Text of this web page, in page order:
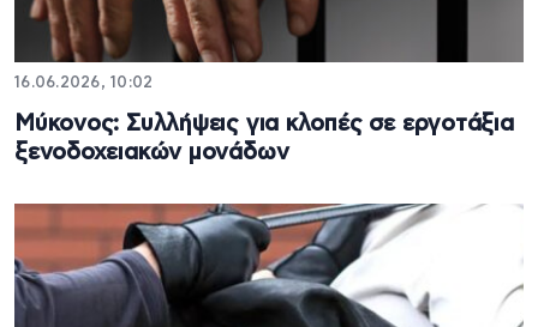
16.06.2026, 10:02
Μύκονος: Συλλήψεις για κλοπές σε εργοτάξια
ξενοδοχειακών μονάδων